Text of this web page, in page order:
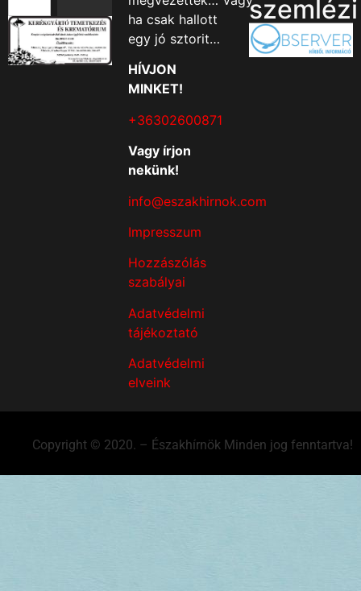
ha csak hallott
egy jó sztorit…
HÍVJON
MINKET!
+36302600871
Vagy írjon
nekünk!
info@eszakhirnok.com
Impresszum
Hozzászólás
szabályai
Adatvédelmi
tájékoztató
Adatvédelmi
elveink
szemlézi
Copyright © 2020. – Északhírnök Minden jog fenntartva!